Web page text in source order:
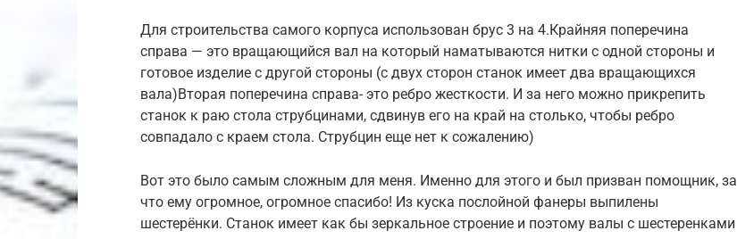
Для строительства самого корпуса использован брус 3 на 4.Крайняя поперечина
справа — это вращающийся вал на который наматываются нитки с одной стороны и
готовое изделие с другой стороны (с двух сторон станок имеет два вращающихся
вала)Вторая поперечина справа- это ребро жесткости. И за него можно прикрепить
станок к раю стола струбцинами, сдвинув его на край на столько, чтобы ребро
совпадало с краем стола. Струбцин еще нет к сожалению)
Вот это было самым сложным для меня. Именно для этого и был призван помощник, за
что ему огромное, огромное спасибо! Из куска послойной фанеры выпилены
шестерёнки. Станок имеет как бы зеркальное строение и поэтому валы с шестеренками